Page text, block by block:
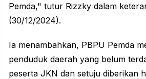
Pemda," tutur Rizzky dalam
(30/12/2024).
Ia menambahkan, PBPU Pemda
penduduk daerah yang belum
peserta JKN dan setuju diberikan